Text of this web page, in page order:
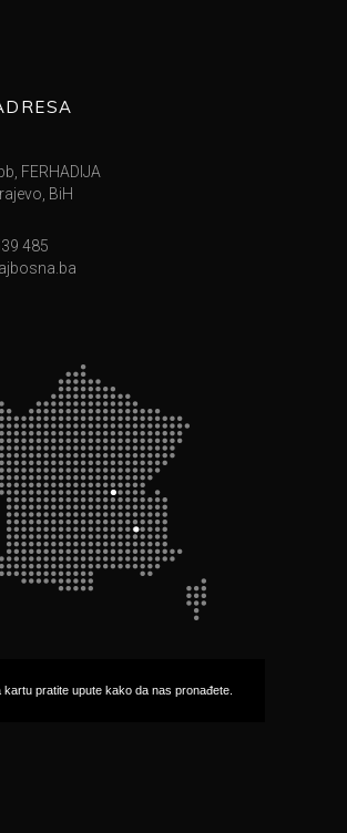
FERHADIJA
BiH
485
kartu pratite upute kako da nas pronađete.